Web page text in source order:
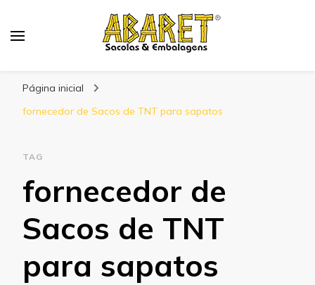
Página inicial
fornecedor de Sacos de TNT para sapatos
TAG
fornecedor de
Sacos de TNT
para sapatos